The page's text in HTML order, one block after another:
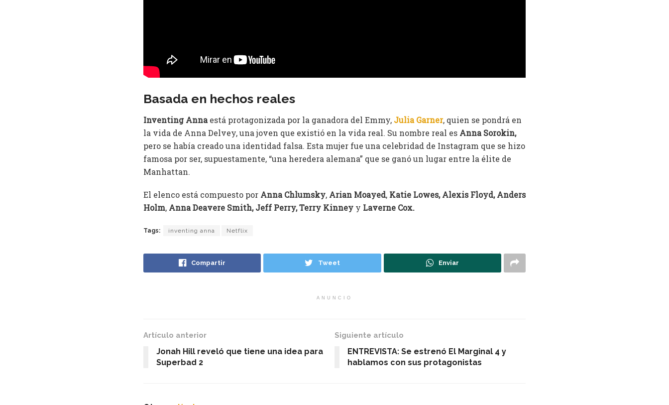
Basada en hechos reales
Inventing Annaestá protagonizada por la ganadora del Emmy, Julia Garner, quien se pondrá en
la vida de Anna Delvey, una joven que existió en la vida real. Su nombre real es Anna Sorokin,
pero se había creado una identidad falsa. Esta mujer fue una celebridad de Instagram que se hizo
famosa por ser, supuestamente, “una heredera alemana” que se ganó un lugar entre la élite de
Manhattan.
El elenco está compuesto por Anna Chlumsky, Arian Moayed, Katie Lowes, Alexis Floyd, Anders
Holm, Anna Deavere Smith, Jeff Perry, Terry Kinney y Laverne Cox.
Tags: inventing anna Netflix
Compartir Tweet Enviar
ANUNCIO
Artículo anterior
Jonah Hill reveló que tiene una idea para
Superbad 2
Siguiente artículo
ENTREVISTA: Se estrenó El Marginal 4 y
hablamos con sus protagonistas